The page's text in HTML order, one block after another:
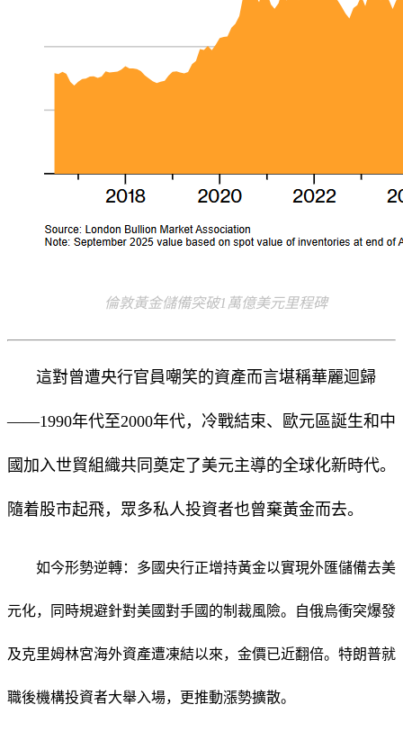
倫敦黃金儲備突破1萬億美元里程碑
這對曾遭央行官員嘲笑的資產而言堪稱華麗迴歸
——1990年代至2000年代，冷戰結束、歐元區誕生和中
國加入世貿組織共同奠定了美元主導的全球化新時代。
隨着股市起飛，眾多私人投資者也曾棄黃金而去。
如今形勢逆轉：多國央行正增持黃金以實現外匯儲備去美
元化，同時規避針對美國對手國的制裁風險。自俄烏衝突爆發
及克里姆林宮海外資產遭凍結以來，金價已近翻倍。特朗普就
職後機構投資者大舉入場，更推動漲勢擴散。